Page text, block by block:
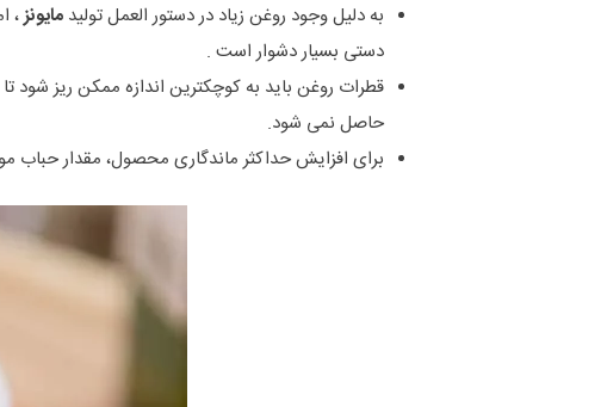
به دلیل وجود روغن زیاد در دستور العمل تولید مایونز،
دستی بسیار دشوار است .
قطرات روغن باید به کوچکترین اندازه ممکن ریز شود
حاصل نمی شود.
برای افزایش حداکثر ماندگاری محصول، مقدار حباب